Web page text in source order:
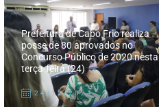
Prefeitura de Cabo Frio realiza
posse de 80 aprovados no
Concurso Público de 2020 nesta
terça-feira (24)
24/12/2024